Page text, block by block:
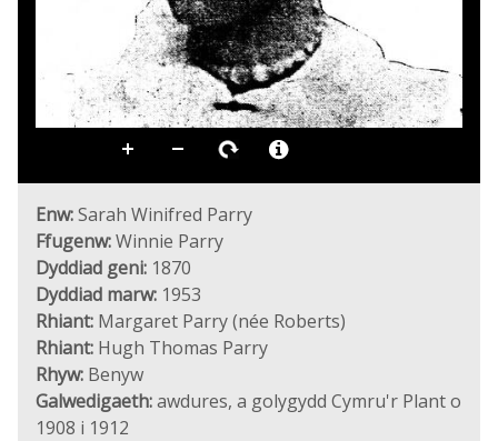
Enw:Sarah Winifred Parry
Ffugenw:Winnie Parry
Dyddiad geni: 1870
Dyddiad marw: 1953
Rhiant: Margaret Parry (née Roberts)
Rhiant: Hugh Thomas Parry
Rhyw: Benyw
Galwedigaeth:awdures, a golygydd Cymru'r Plant o
1908 i 1912